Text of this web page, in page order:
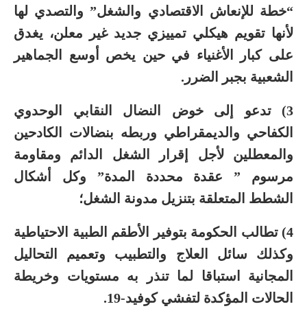
“خطة للإنعاش الاقتصادي والشغل” والتصدي لها
لأنها تقويم هيكلي تمييزي جديد غير معلن، يغدق
على كبار الأغنياء في حين يخص أوسع الجماهير
الشعبية بجبر الضرر.
3) تدعو إلى خوض النضال النقابي الوحدوي
الكفاحي والديمقراطي وربطه بنضالات الكادحين
والمعطلين لأجل إقرار الشغل الدائم ومقاومة
مرسوم ” عقدة محددة المدة” وكل أشكال
الشطط المتعلقة بتنزيل مدونة الشغل؛
4) تطالب الحكومة بتوفير الأطقم الطبية الاحتياطية
وكذلك سائل العلاج والتطبيب وتعميم التحاليل
المجانية استباقا لما تنذر به مستويات وخريطة
الحالات المؤكدة لتفشي كوفيد-19.